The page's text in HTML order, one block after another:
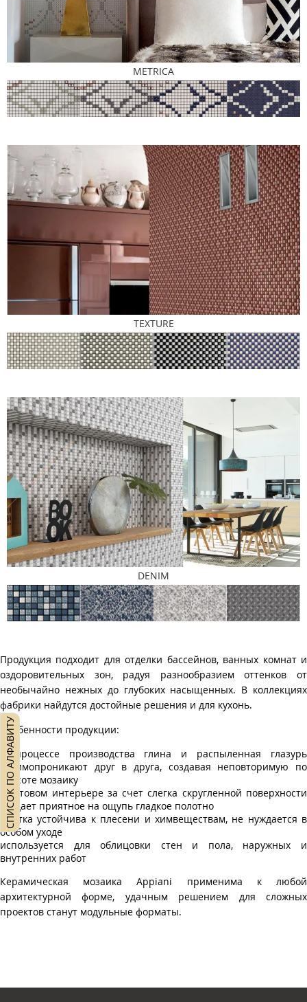
СПИСОК ПО АЛФАВИТУ
METRICA
TEXTURE
DENIM
Продукция подходит для отделки бассейнов, ванных комнат и
оздоровительных зон, радуя разнообразием оттенков от
необычайно нежных до глубоких насыщенных. В коллекциях
фабрики найдутся достойные решения и для кухонь.
Особенности продукции:
в процессе производства глина и распыленная глазурь
взаимопроникают друг в друга, создавая неповторимую по
красоте мозаику
в готовом интерьере за счет слегка скругленной поверхности
создает приятное на ощупь гладкое полотно
плитка устойчива к плесени и химвеществам, не нуждается в
особом уходе
используется для облицовки стен и пола, наружных и
внутренних работ
Керамическая мозаика Appiani применима к любой
архитектурной форме, удачным решением для сложных
проектов станут модульные форматы.